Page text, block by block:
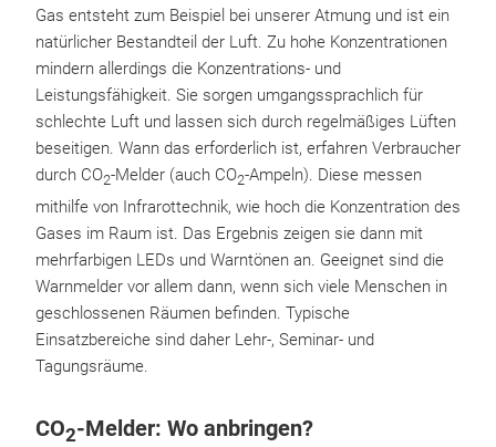
Gas entsteht zum Beispiel bei unserer Atmung und ist ein
natürlicher Bestandteil der Luft. Zu hohe Konzentrationen
mindern allerdings die Konzentrations- und
Leistungsfähigkeit. Sie sorgen umgangssprachlich für
schlechte Luft und lassen sich durch regelmäßiges Lüften
beseitigen. Wann das erforderlich ist, erfahren Verbraucher
durch CO2-Melder (auch CO2-Ampeln). Diese messen
mithilfe von Infrarottechnik, wie hoch die Konzentration des
Gases im Raum ist. Das Ergebnis zeigen sie dann mit
mehrfarbigen LEDs und Warntönen an. Geeignet sind die
Warnmelder vor allem dann, wenn sich viele Menschen in
geschlossenen Räumen befinden. Typische
Einsatzbereiche sind daher Lehr-, Seminar- und
Tagungsräume.
CO2-Melder: Wo anbringen?